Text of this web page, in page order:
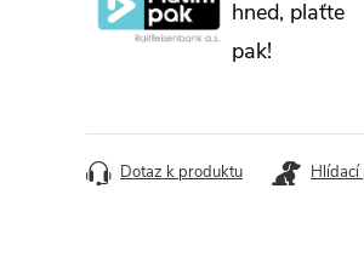
hned, plaťte
pak!
Dotaz k produktu Hlídací